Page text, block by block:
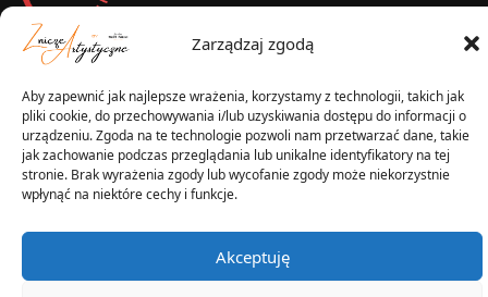
Zarządzaj zgodą
Aby zapewnić jak najlepsze wrażenia, korzystamy z technologii, takich jak
pliki cookie, do przechowywania i/lub uzyskiwania dostępu do informacji o
urządzeniu. Zgoda na te technologie pozwoli nam przetwarzać dane, takie
jak zachowanie podczas przeglądania lub unikalne identyfikatory na tej
stronie. Brak wyrażenia zgody lub wycofanie zgody może niekorzystnie
wpłynąć na niektóre cechy i funkcje.
Akceptuję
2025 © Znicz Polski -
Wytwórnia Zniczy
Wszelkie prawa zastrzeżone